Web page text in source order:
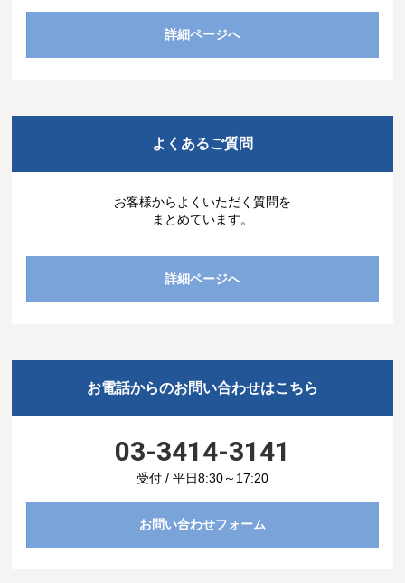
詳細ページへ
よくあるご質問
お客様からよくいただく質問を
まとめています。
詳細ページへ
お電話からのお問い合わせはこちら
03-3414-3141
受付 / 平日8:30～17:20
お問い合わせフォーム